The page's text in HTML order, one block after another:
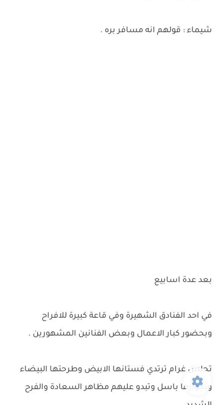
شيماء : قولهم انه مسافر بره .
بعد عدة اسابيع
في احد الفنادق الشهيرة وفي قاعة كبيرة للافراح
وبحضور كبار الاعمال وبعض الفنانين المشهورين .
تجلس غرام ترتدي فستانها الابيض وطرحتها البيضاء
وبجوارها باسل وتبدو عليهم مظاهر السعادة والفرح